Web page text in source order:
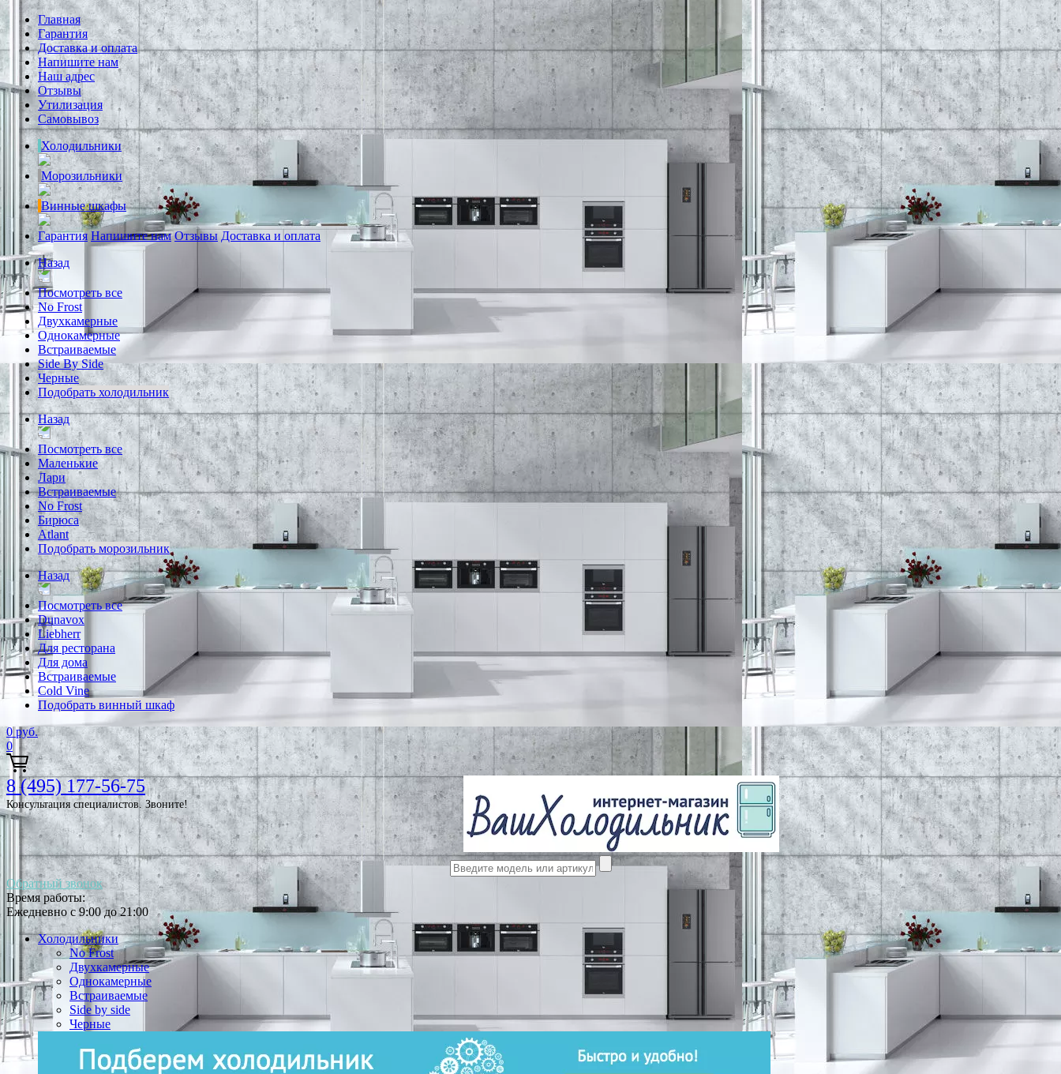
Главная
Гарантия
Доставка и оплата
Напишите нам
Наш адрес
Отзывы
Утилизация
Самовывоз
Холодильники
Морозильники
Винные шкафы
Гарантия Напишите нам Отзывы Доставка и оплата
Назад
Посмотреть все
No Frost
Двухкамерные
Однокамерные
Встраиваемые
Side By Side
Черные
Подобрать холодильник
Назад
Посмотреть все
Маленькие
Лари
Встраиваемые
No Frost
Бирюса
Atlant
Подобрать морозильник
Назад
Посмотреть все
Dunavox
Liebherr
Для ресторана
Для дома
Встраиваемые
Cold Vine
Подобрать винный шкаф
0 руб.
0
8 (495) 177-56-75
Консультация специалистов. Звоните!
Обратный звонок
Время работы:
Ежедневно с 9:00 до 21:00
Холодильники
No Frost
Двухкамерные
Однокамерные
Встраиваемые
Side by side
Черные